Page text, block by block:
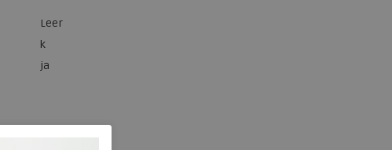
Leer
k
ja